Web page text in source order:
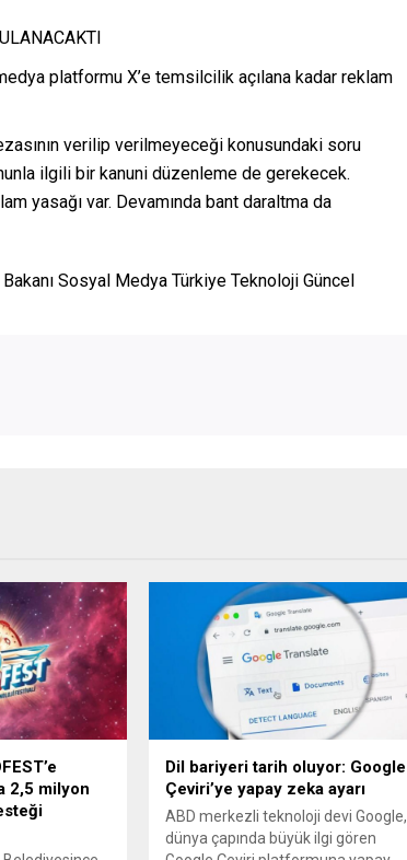
platformu X’e temsilcilik açılana kadar reklam
verilip verilmeyeceği konusundaki soru
ilgili bir kanuni düzenleme de gerekecek.
yasağı var. Devamında bant daraltma da
Sosyal Medya Türkiye Teknoloji Güncel
2,5 milyon
Dil bariyeri tarih oluyor: Google
Çeviri’ye yapay zeka ayarı
ABD merkezli teknoloji devi Google,
dünya çapında büyük ilgi gören